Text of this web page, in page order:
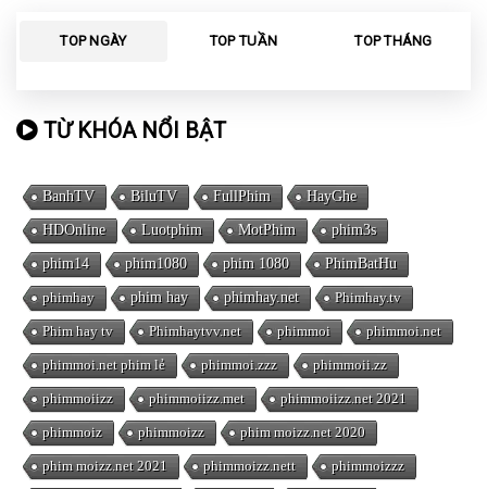
TOP NGÀY TOP TUẦN TOP THÁNG
TỪ KHÓA NỔI BẬT
BanhTV BiluTV FullPhim HayGhe
HDOnline Luotphim MotPhim phim3s
phim14 phim1080 phim 1080 PhimBatHu
phimhay phim hay phimhay.net Phimhay.tv
Phim hay tv Phimhaytvv.net phimmoi phimmoi.net
phimmoi.net phim lẻ phimmoi.zzz phimmoii.zz
phimmoiizz phimmoiizz.met phimmoiizz.net 2021
phimmoiz phimmoizz phim moizz.net 2020
phim moizz.net 2021 phimmoizz.nett phimmoizzz